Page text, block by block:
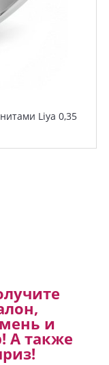
Liya 0,35
и
А также